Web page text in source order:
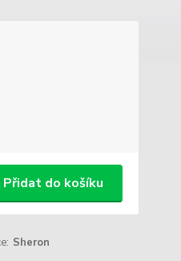
Přidat do košíku
Sheron